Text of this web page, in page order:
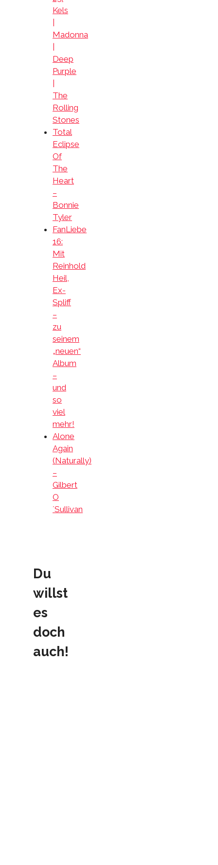
Kels
Madonna
Deep
Purple
The
Rolling
Stones
Total
Eclipse
Of
The
Heart
–
Bonnie
Tyler
FanLiebe
16:
Mit
Reinhold
Heil,
Ex-
Spliff
–
zu
seinem
„neuen“
Album
–
und
so
viel
mehr!
Alone
Again
(Naturally)
–
Gilbert
O
´Sullivan
Du
willst
es
doch
auch!